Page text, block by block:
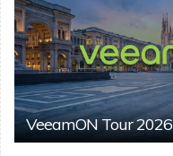
VeeamON Tour 2026